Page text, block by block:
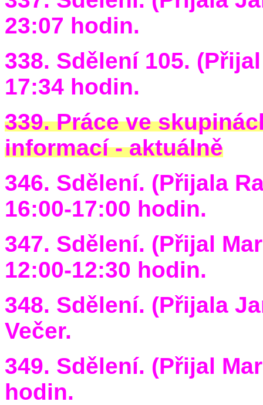
23:07 hodin.
338. Sdělení 105.
17:34 hodin.
339. Práce ve
informací - aktuálně
346. Sdělení. (Přijala
16:00-17:00 hodin.
347. Sdělení. (Přijal
12:00-12:30 hodin.
348. Sdělení. (Přijala
Večer.
349. Sdělení. (Přijal
hodin.